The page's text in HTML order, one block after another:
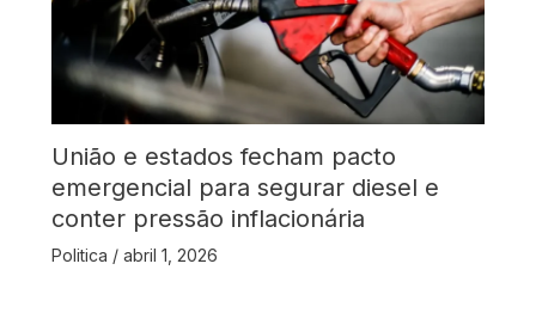
União e estados fecham pacto
emergencial para segurar diesel e
conter pressão inflacionária
Politica / abril 1, 2026